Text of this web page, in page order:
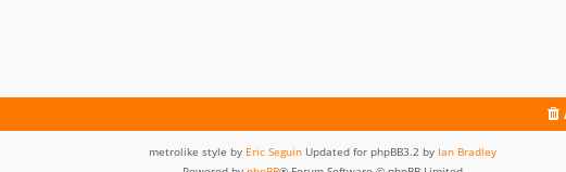
metrolike style by Eric Seguin Updated for phpBB3.2 by Ian Bradley